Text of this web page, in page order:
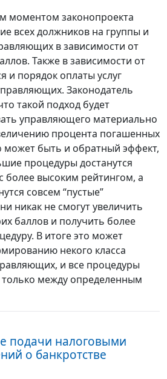
моментом законопроекта
всех должников на группы и
в зависимости от
Также в зависимости от
и порядок оплаты услуг
Законодатель
такой подход будет
управляющего материально
процента погашенных
может быть и обратный эффект,
процедуры достанутся
высоким рейтингом, а
совсем “пустые”
никак не смогут увеличить
баллов и получить более
В итоге это может
некого класса
и все процедуры
только между определенным
подачи налоговыми
о банкротстве